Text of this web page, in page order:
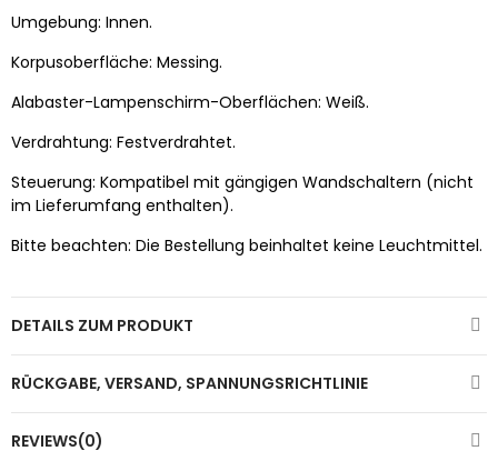
Umgebung: Innen.
Korpusoberfläche: Messing.
Alabaster-Lampenschirm-Oberflächen: Weiß.
Verdrahtung: Festverdrahtet.
Steuerung: Kompatibel mit gängigen Wandschaltern (nicht
im Lieferumfang enthalten).
Bitte beachten: Die Bestellung beinhaltet keine Leuchtmittel.
DETAILS ZUM PRODUKT
RÜCKGABE, VERSAND, SPANNUNGSRICHTLINIE
REVIEWS(0)